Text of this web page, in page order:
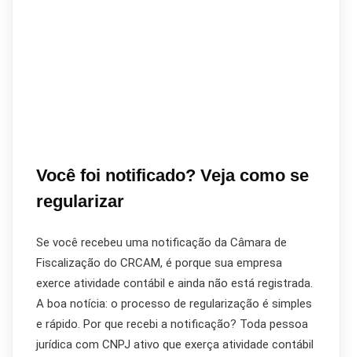
Você foi notificado? Veja como se
regularizar
Se você recebeu uma notificação da Câmara de
Fiscalização do CRCAM, é porque sua empresa
exerce atividade contábil e ainda não está registrada.
A boa notícia: o processo de regularização é simples
e rápido. Por que recebi a notificação? Toda pessoa
jurídica com CNPJ ativo que exerça atividade contábil